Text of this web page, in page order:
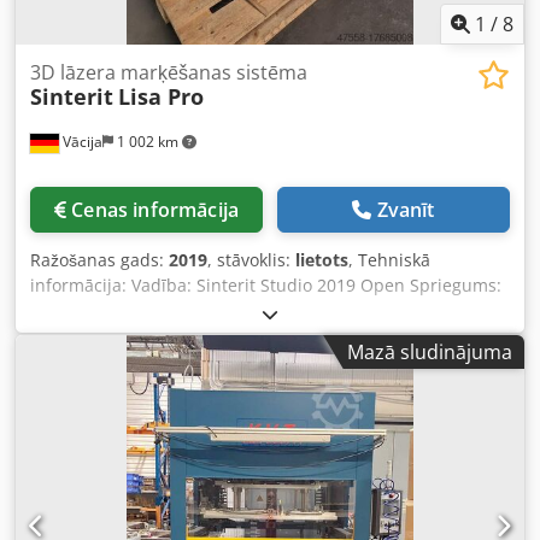
1 /8
Vācija 1 002 km
3D lāzera marķēšanas sistēma
Sinterit Lisa Pro
Cenas informācija Zvanīt
Ražošanas gads: 2019, stāvoklis: lietots, Tehniskā
informācija: Vadība: Sinterit Studio 2019 Open Spriegums:
220/50 V/Hz Kopējais jaudas patēriņš: 1,0 (maks. 1,8) kW
Iekārtas svars apm.: 90 kg Izmēri: 690 x 510 x 900 mm 3D
printeris SLS lāzera sistēma, IR lāzera diode, 5 W Maks.
drukāšanas diagonāle: 316 mm Flexa/TPE - augsta
precizitāte, maks. drukas tilpums 110 x 150 x 250 mm PA -
augsta precizitāte, maks. drukas tilpums 90 x 130 x 230
mm X/Y precizitāte: 0,05 mm Galda izmērs/darba zona: 150
x 200 x 260 mm Iebūvēta slāpekļa kamera Slāpekļa
patēriņš: 0,48 m³/h Sildīšanas sistēma ar maksimālo
Mazā sludinājuma